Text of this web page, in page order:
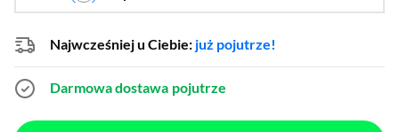
…
Najwcześniej u Ciebie: już pojutrze!
Darmowa dostawa pojutrze